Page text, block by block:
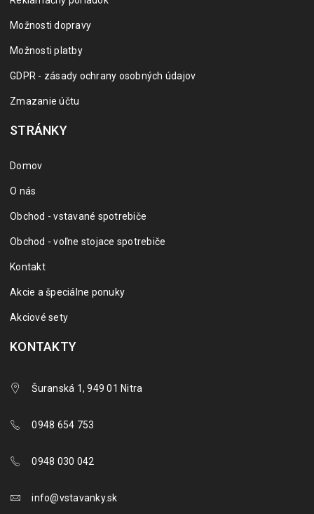
Možnosti dopravy
Možnosti platby
GDPR - zásady ochrany osobných údajov
Zmazanie účtu
STRÁNKY
Domov
O nás
Obchod - vstavané spotrebiče
Obchod - voľne stojace spotrebiče
Kontakt
Akcie a špeciálne ponuky
Akciové sety
KONTAKTY
Šuranská 1, 949 01 Nitra
0948 654 753
0948 030 042
info@vstavanky.sk